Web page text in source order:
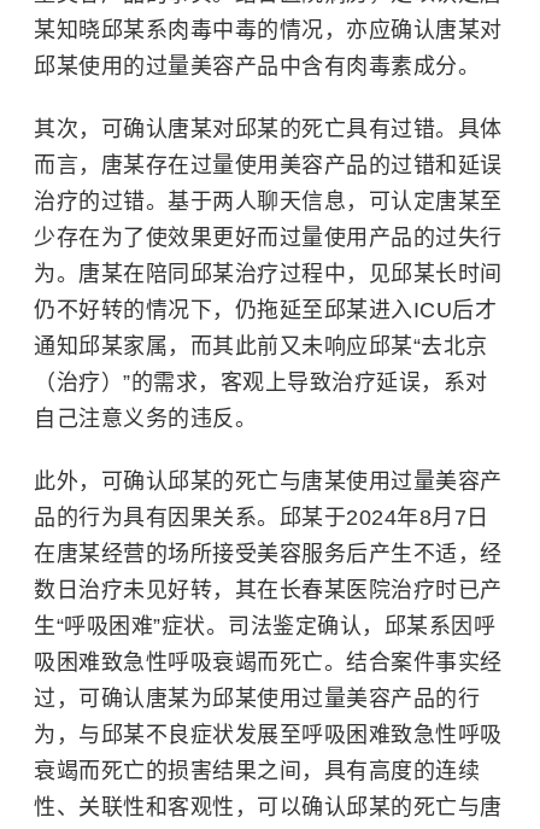
某知晓邱某系肉毒中毒的情况，亦应确认唐某对
邱某使用的过量美容产品中含有肉毒素成分。
其次，可确认唐某对邱某的死亡具有过错。具体
而言， 唐某存在过量使用美容产品的过错和延误
治疗的过错。基于两人聊天信息，可认定唐某至
少存在为了使效果更好而过量使用产品的过失行
为。唐某在陪同邱某治疗过程中，见邱某长时间
仍不好转的情况下，仍拖延至邱某进入ICU后才
通知邱某家属，而其此前又未响应邱某“去北京
（治疗）”的需求，客观上导致治疗延误，系对
自己注意义务的违反。
此外，可确认邱某的死亡与唐某使用过量美容产
品的行为具有因果关系。邱某于2024年8月7日
在唐某经营的场所接受美容服务后产生不适，经
数日治疗未见好转，其在长春某医院治疗时已产
生“呼吸困难”症状。司法鉴定确认，邱某系因呼
吸困难致急性呼吸衰竭而死亡。结合案件事实经
过，可确认唐某为邱某使用过量美容产品的行
为，与邱某不良症状发展至呼吸困难致急性呼吸
衰竭而死亡的损害结果之间，具有高度的连续
性、关联性和客观性，可以确认邱某的死亡与唐